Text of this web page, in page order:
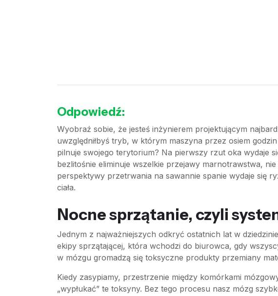
Odpowiedź:
Wyobraź sobie, że jesteś inżynierem projektującym
uwzględniłbyś tryb, w którym maszyna przez osiem
pilnuje swojego terytorium? Na pierwszy rzut oka wydaje
bezlitośnie eliminuje wszelkie przejawy marnotrawstwa,
perspektywy przetrwania na sawannie spanie wydaje się
ciała.
Nocne sprzątanie, czyli
Jednym z najważniejszych odkryć ostatnich lat w
ekipy sprzątającej, która wchodzi do biurowca, gdy
w mózgu gromadzą się toksyczne produkty przemiany
Kiedy zasypiamy, przestrzenie między komórkami
„wypłukać” te toksyny. Bez tego procesu nasz mózg